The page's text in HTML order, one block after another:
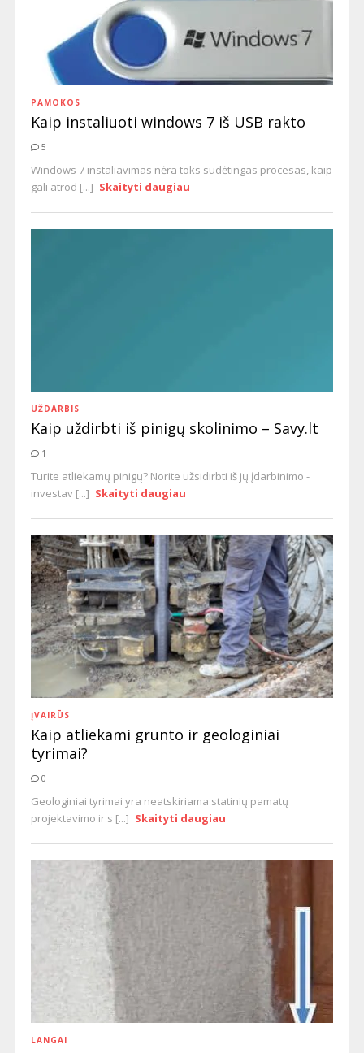
PAMOKOS
Kaip instaliuoti windows 7 iš USB rakto
5
Windows 7 instaliavimas nėra toks sudėtingas procesas, kaip
gali atrod [...] Skaityti daugiau
UŽDARBIS
Kaip uždirbti iš pinigų skolinimo – Savy.lt
1
Turite atliekamų pinigų? Norite užsidirbti iš jų įdarbinimo -
investav [...] Skaityti daugiau
ĮVAIRŪS
Kaip atliekami grunto ir geologiniai
tyrimai?
0
Geologiniai tyrimai yra neatskiriama statinių pamatų
projektavimo ir s [...] Skaityti daugiau
LANGAI